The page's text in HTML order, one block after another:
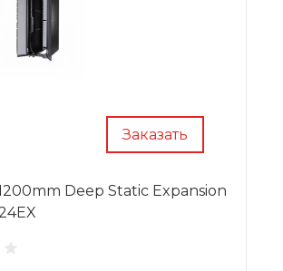
Заказать
Deep Static Expansion